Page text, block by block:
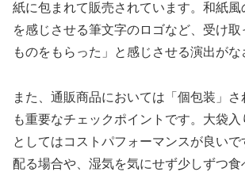
紙に包まれて販売されています。和紙
を感じさせる筆文字のロゴなど、受け
ものをもらった」と感じさせる演出がな
また、通販商品においては「個包装」
も重要なチェックポイントです。大袋入
としてはコストパフォーマンスが良い
配る場合や、湿気を気にせず少しずつ